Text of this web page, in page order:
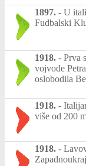
1897. - U
Fudbalski
1918. - Prva
vojvode
oslobodila
1918. -
više od 200
1918. -